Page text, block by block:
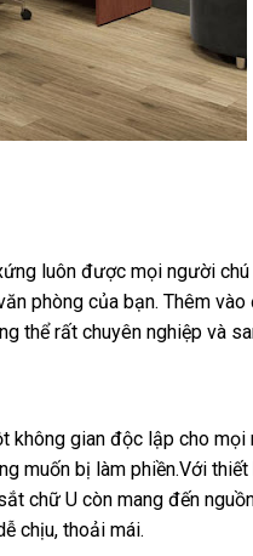
luôn được mọi người
phòng của bạn. Thêm
thể rất chuyên nghiệp và
không gian độc lập cho
muốn bị làm phiền.Với
chữ U còn mang đến
chịu, thoải mái.